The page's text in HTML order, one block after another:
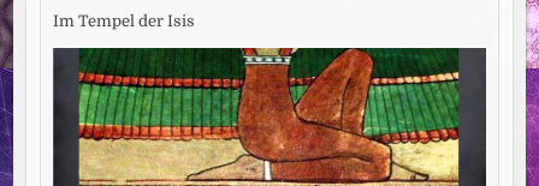
Im Tempel der Isis